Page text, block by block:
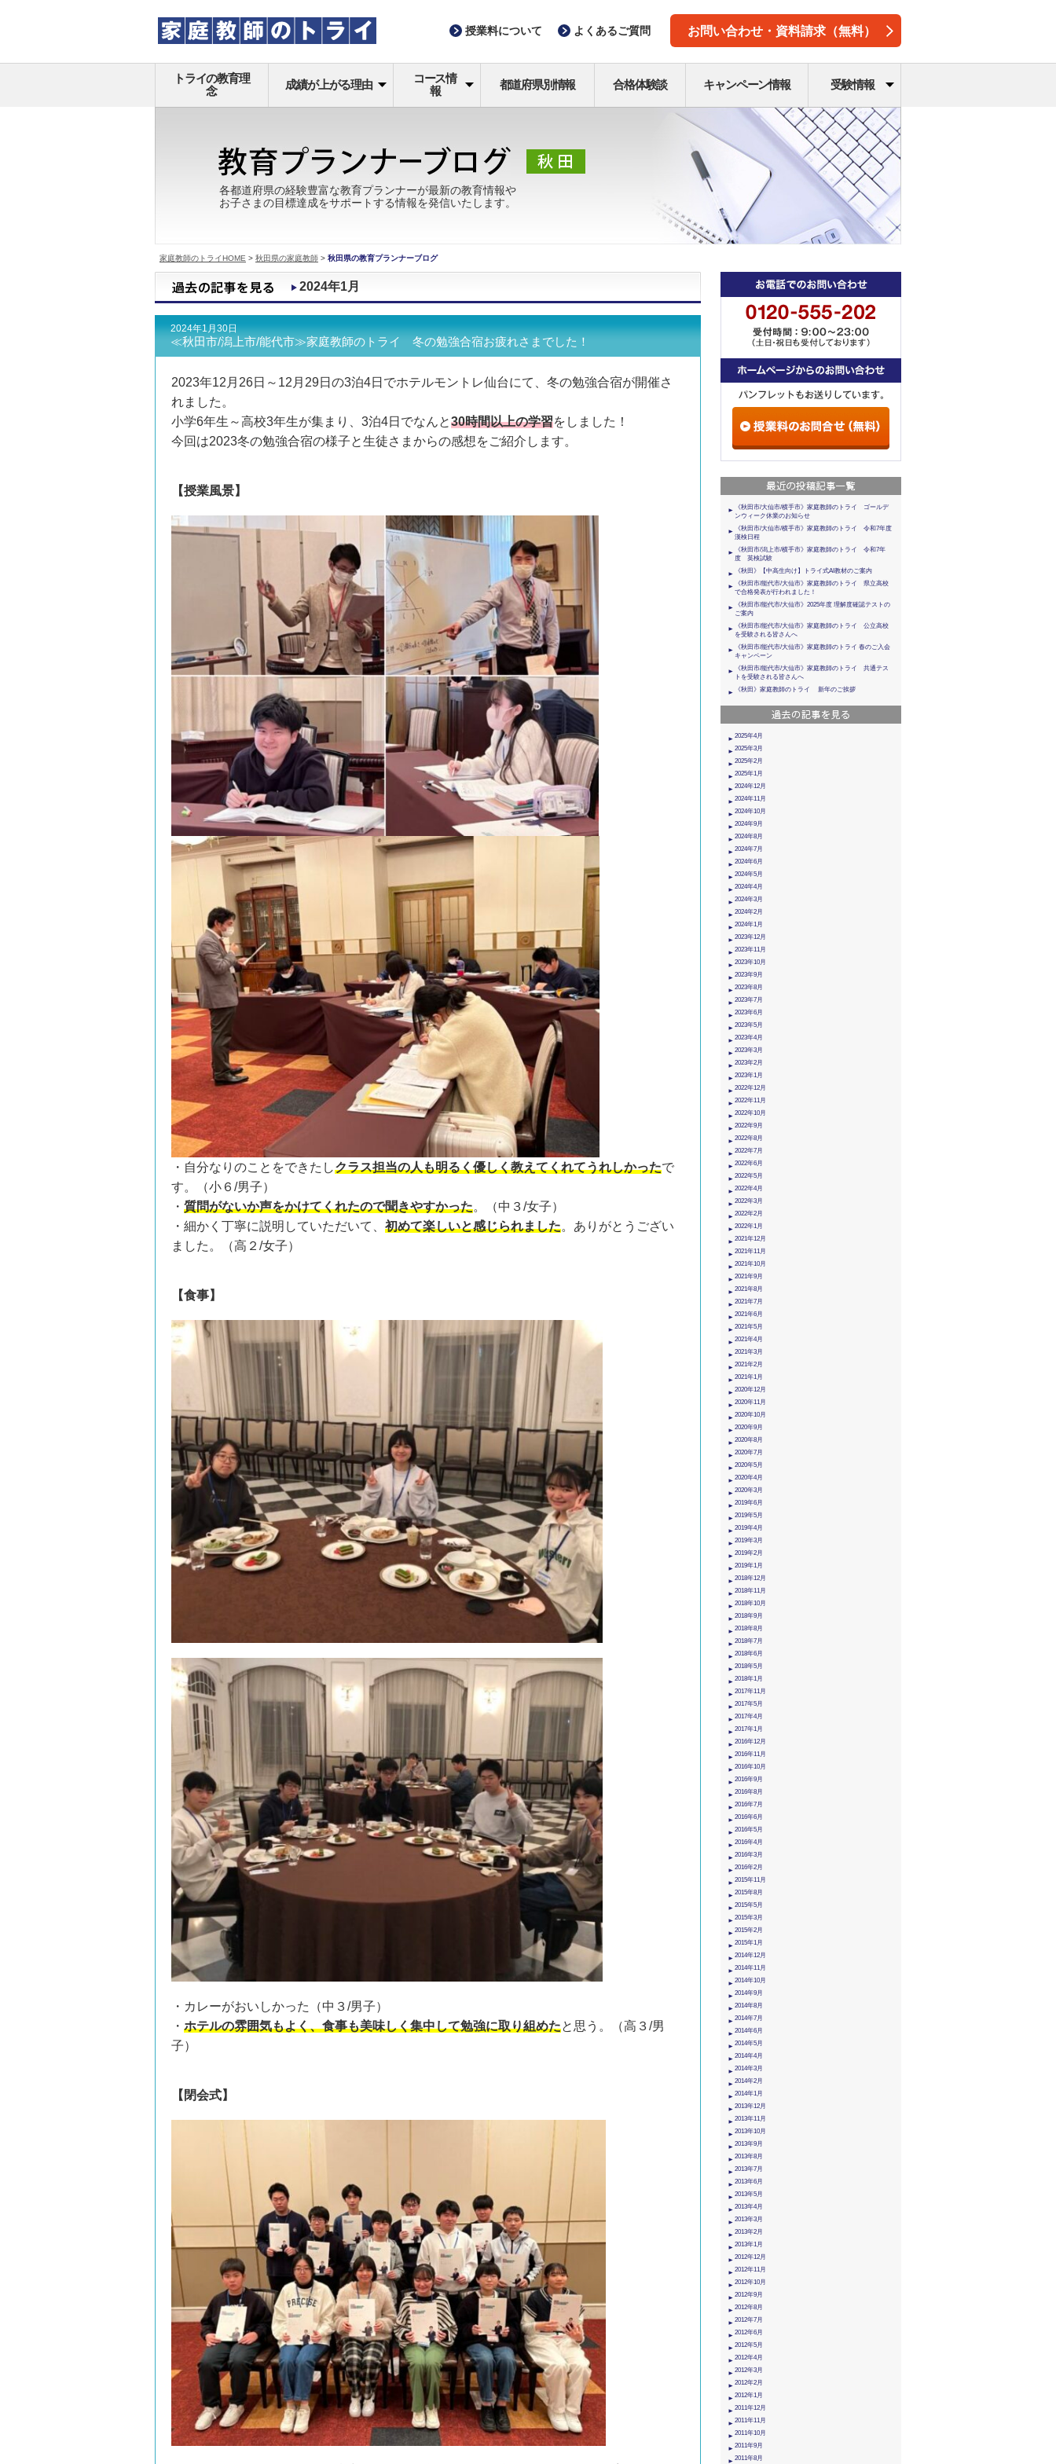
授業料について よくあるご質問 お問い合わせ・資料請求（無料）
トライの教育理
念
成績が上がる理由
コース情
報
都道府県別情報 合格体験談 キャンペーン情報 受験情報
各都道府県の経験豊富な教育プランナーが最新の教育情報や
お子さまの目標達成をサポートする情報を発信いたします。
家庭教師のトライHOME > 秋田県の家庭教師 > 秋田県の教育プランナーブログ
2024年1月
2024年1月30日
≪秋田市/潟上市/能代市≫家庭教師のトライ 冬の勉強合宿お疲れさまでした！
2023年12月26日～12月29日の3泊4日でホテルモントレ仙台にて、冬の勉強合宿が開催さ
れました。
小学6年生～高校3年生が集まり、3泊4日でなんと30時間以上の学習をしました！
今回は2023冬の勉強合宿の様子と生徒さまからの感想をご紹介します。
【授業風景】
・自分なりのことをできたしクラス担当の人も明るく優しく教えてくれてうれしかったで
す。（小６/男子）
・ 質問がないか声をかけてくれたので聞きやすかった。（中３/女子）
・細かく丁寧に説明していただいて、 初めて楽しいと感じられました。ありがとうござい
ました。（高２/女子）
【食事】
・カレーがおいしかった（中３/男子）
・ ホテルの雰囲気もよく、食事も美味しく集中して勉強に取り組めたと思う。（高３/男
子）
【閉会式】
《秋田市/大仙市/横手市》家庭教師のトライ ゴールデ
ンウィーク休業のお知らせ
《秋田市/大仙市/横手市》家庭教師のトライ 令和7年度
漢検日程
《秋田市/潟上市/横手市》家庭教師のトライ 令和7年
度 英検試験
《秋田》【中高生向け】トライ式AI教材のご案内
《秋田市/能代市/大仙市》家庭教師のトライ 県立高校
で合格発表が行われました！
《秋田市/能代市/大仙市》2025年度 理解度確認テストの
ご案内
《秋田市/能代市/大仙市》家庭教師のトライ 公立高校
を受験される皆さんへ
《秋田市/能代市/大仙市》家庭教師のトライ 春のご入会
キャンペーン
《秋田市/能代市/大仙市》家庭教師のトライ 共通テス
トを受験される皆さんへ
《秋田》家庭教師のトライ 新年のご挨拶
2025年4月
2025年3月
2025年2月
2025年1月
2024年12月
2024年11月
2024年10月
2024年9月
2024年8月
2024年7月
2024年6月
2024年5月
2024年4月
2024年3月
2024年2月
2024年1月
2023年12月
2023年11月
2023年10月
2023年9月
2023年8月
2023年7月
2023年6月
2023年5月
2023年4月
2023年3月
2023年2月
2023年1月
2022年12月
2022年11月
2022年10月
2022年9月
2022年8月
2022年7月
2022年6月
2022年5月
2022年4月
2022年3月
2022年2月
2022年1月
2021年12月
2021年11月
2021年10月
2021年9月
2021年8月
2021年7月
2021年6月
2021年5月
2021年4月
2021年3月
2021年2月
2021年1月
2020年12月
2020年11月
2020年10月
2020年9月
2020年8月
2020年7月
2020年5月
2020年4月
2020年3月
2019年6月
2019年5月
2019年4月
2019年3月
2019年2月
2019年1月
2018年12月
2018年11月
2018年10月
2018年9月
2018年8月
2018年7月
2018年6月
2018年5月
2018年1月
2017年11月
2017年5月
2017年4月
2017年1月
2016年12月
2016年11月
2016年10月
2016年9月
2016年8月
2016年7月
2016年6月
2016年5月
2016年4月
2016年3月
2016年2月
2015年11月
2015年8月
2015年5月
2015年3月
2015年2月
2015年1月
2014年12月
2014年11月
2014年10月
2014年9月
2014年8月
2014年7月
2014年6月
2014年5月
2014年4月
2014年3月
2014年2月
2014年1月
2013年12月
2013年11月
2013年10月
2013年9月
2013年8月
2013年7月
2013年6月
2013年5月
2013年4月
2013年3月
2013年2月
2013年1月
2012年12月
2012年11月
2012年10月
2012年9月
2012年8月
2012年7月
2012年6月
2012年5月
2012年4月
2012年3月
2012年2月
2012年1月
2011年12月
2011年11月
2011年10月
2011年9月
2011年8月